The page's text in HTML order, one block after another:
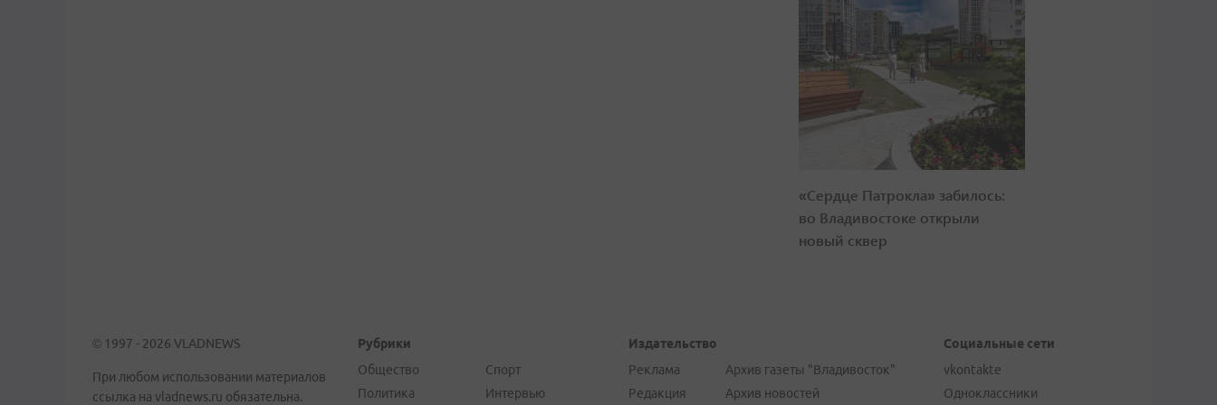
«Сердце Патрокла» забилось:
во Владивостоке открыли
новый сквер
© 1997 - 2026 VLADNEWS
При любом использовании материалов
ссылка на vladnews.ru обязательна.
Рубрики
Общество
Политика
Спорт
Интервью
Издательство
Реклама
Редакция
Архив газеты "Владивосток"
Архив новостей
Социальные сети
vkontakte
Одноклассники